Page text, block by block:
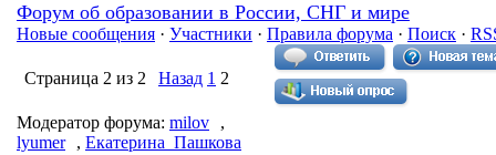
Форум об образовании в России, СНГ и мире
Новые сообщения · Участники · Правила форума · Поиск ·
Страница 2 из 2 Назад 1 2
Модератор форума: milov
,
lyumer
, Екатерина_Пашкова